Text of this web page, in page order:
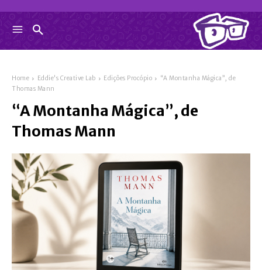
Home Eddie's Creative Lab Edições Procópio
“A Montanha Mágica”, de
Thomas Mann
“A Montanha Mágica”, de
Thomas Mann